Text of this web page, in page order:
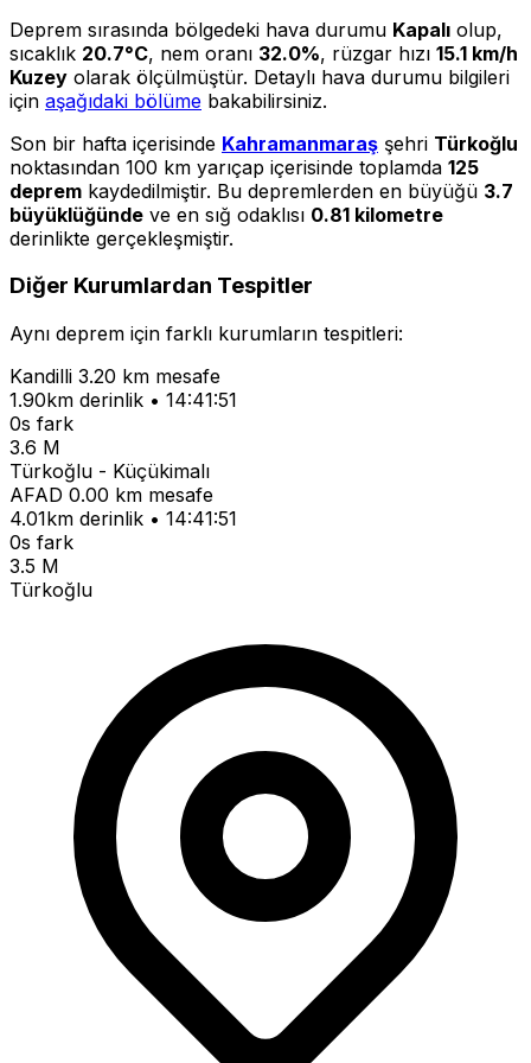
Deprem sırasında bölgedeki hava durumu Kapalı olup,
sıcaklık 20.7°C, nem oranı 32.0%, rüzgar hızı 15.1 km/h
Kuzey olarak ölçülmüştür. Detaylı hava durumu bilgileri
için aşağıdaki bölüme bakabilirsiniz.
Son bir hafta içerisinde Kahramanmaraş şehri Türkoğlu
noktasından 100 km yarıçap içerisinde toplamda 125
deprem kaydedilmiştir. Bu depremlerden en büyüğü 3.7
büyüklüğünde ve en sığ odaklısı 0.81 kilometre
derinlikte gerçekleşmiştir.
Diğer Kurumlardan Tespitler
Aynı deprem için farklı kurumların tespitleri:
Kandilli 3.20 km mesafe
1.90km derinlik • 14:41:51
0s fark
3.6 M
Türkoğlu - Küçükimalı
AFAD 0.00 km mesafe
4.01km derinlik • 14:41:51
0s fark
3.5 M
Türkoğlu